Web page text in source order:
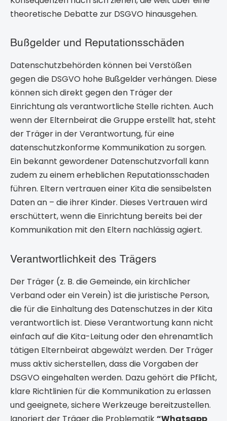
theoretische Debatte zur DSGVO hinausgehen.
Bußgelder und Reputationsschäden
Datenschutzbehörden können bei Verstößen
gegen die DSGVO hohe Bußgelder verhängen. Diese
können sich direkt gegen den Träger der
Einrichtung als verantwortliche Stelle richten. Auch
wenn der Elternbeirat die Gruppe erstellt hat, steht
der Träger in der Verantwortung, für eine
datenschutzkonforme Kommunikation zu sorgen.
Ein bekannt gewordener Datenschutzvorfall kann
zudem zu einem erheblichen Reputationsschaden
führen. Eltern vertrauen einer Kita die sensibelsten
Daten an – die ihrer Kinder. Dieses Vertrauen wird
erschüttert, wenn die Einrichtung bereits bei der
Kommunikation mit den Eltern nachlässig agiert.
Verantwortlichkeit des Trägers
Der Träger (z. B. die Gemeinde, ein kirchlicher
Verband oder ein Verein) ist die juristische Person,
die für die Einhaltung des Datenschutzes in der Kita
verantwortlich ist. Diese Verantwortung kann nicht
einfach auf die Kita-Leitung oder den ehrenamtlich
tätigen Elternbeirat abgewälzt werden. Der Träger
muss aktiv sicherstellen, dass die Vorgaben der
DSGVO eingehalten werden. Dazu gehört die Pflicht,
klare Richtlinien für die Kommunikation zu erlassen
und geeignete, sichere Werkzeuge bereitzustellen.